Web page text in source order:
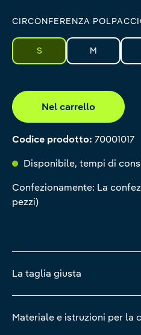
CIRCONFERENZA
S M
Nel carrello
Codice prodotto: 70001017
Disponibile, tempi di
Confezionamente: La
pezzi)
La taglia giusta
Materiale e istruzioni per la